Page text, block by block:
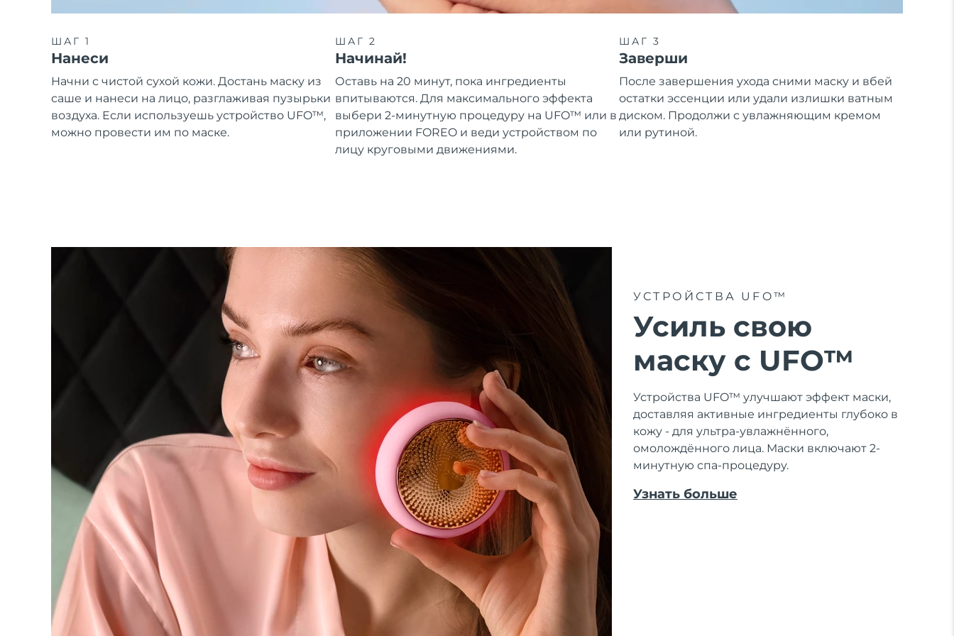
ШАГ 1
Нанеси
Начни с чистой сухой кожи. Достань маску из
саше и нанеси на лицо, разглаживая пузырьки
воздуха. Если используешь устройство UFO™,
можно провести им по маске.
ШАГ 2
Начинай!
Оставь на 20 минут, пока ингредиенты
впитываются. Для максимального эффекта
выбери 2-минутную процедуру на UFO™ или в
приложении FOREO и веди устройством по
лицу круговыми движениями.
ШАГ 3
Заверши
После завершения ухода сними маску и вбей
остатки эссенции или удали излишки ватным
диском. Продолжи с увлажняющим кремом
или рутиной.
УСТРОЙСТВА UFO™
Усиль свою
маску с UFO™
Устройства UFO™ улучшают эффект маски,
доставляя активные ингредиенты глубоко в
кожу - для ультра-увлажнённого,
омолождённого лица. Маски включают 2-
минутную спа-процедуру.
Узнать больше